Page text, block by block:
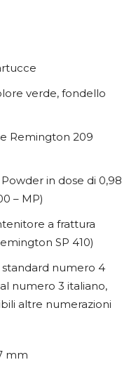
verde, fondello
Remington 209
in dose di 0,98
– MP)
a frattura
SP 410)
numero 4
numero 3 italiano,
altre numerazioni
mm